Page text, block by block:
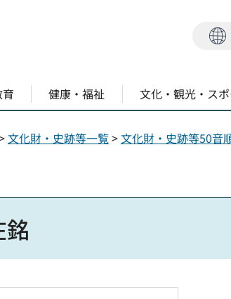
健康・福祉 文化・観光・ス
文化財・史跡等一覧>文化財・史跡等50音